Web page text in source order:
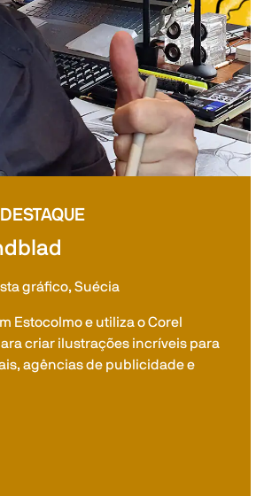
gráfico, Suécia
Estocolmo e utiliza o Corel
criar ilustrações incríveis para
agências de publicidade e